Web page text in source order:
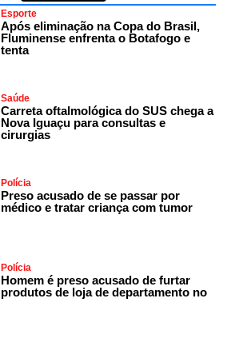
Esporte
Após eliminação na Copa do Brasil,
Fluminense enfrenta o Botafogo e
tenta
Saúde
Carreta oftalmológica do SUS chega a
Nova Iguaçu para consultas e
cirurgias
Polícia
Preso acusado de se passar por
médico e tratar criança com tumor
Polícia
Homem é preso acusado de furtar
produtos de loja de departamento no